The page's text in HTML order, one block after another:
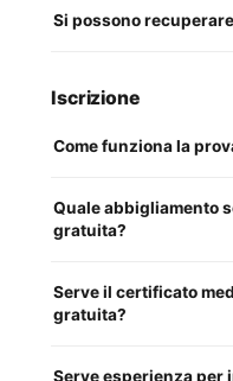
Si possono
Iscrizione
Come funziona la
Quale abbigliamento
gratuita?
Serve il certificato
gratuita?
Serve esperienza per